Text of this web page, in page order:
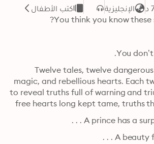
الإنجليزية
كتب الأطفال
You think you know these
You
to reveal truths full of warning and triumph, truths that
free hearts long kept tame, truths that explore life . . .
A prince has a
A beauty